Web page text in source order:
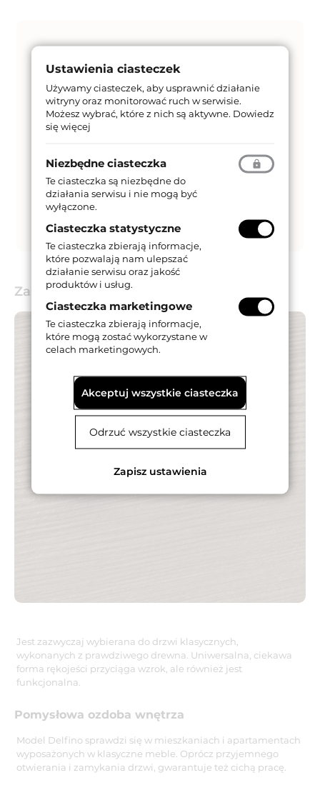
Zastosowanie
Jest zazwyczaj wybierana do drzwi klasycznych,
wykonanych z prawdziwego drewna. Uniwersalna, ciekawa
forma rękojeści przyciąga wzrok, ale również jest
funkcjonalna.
Pomysłowa ozdoba wnętrza
Model Delfino sprawdzi się w mieszkaniach i apartamentach
wyposażonych w klasyczne meble. Oprócz przyjemnego
otwierania i zamykania drzwi, gwarantuje też cichą pracę.
Ustawienia ciasteczek
Używamy ciasteczek, aby usprawnić działanie
witryny oraz monitorować ruch w serwisie.
Możesz wybrać, które z nich są aktywne. Dowiedz
się więcej
Niezbędne ciasteczka
Te ciasteczka są niezbędne do
działania serwisu i nie mogą być
wyłączone.
Ciasteczka statystyczne
Te ciasteczka zbierają informacje,
które pozwalają nam ulepszać
działanie serwisu oraz jakość
produktów i usług.
Ciasteczka marketingowe
Te ciasteczka zbierają informacje,
które mogą zostać wykorzystane w
celach marketingowych.
Akceptuj wszystkie ciasteczka
Odrzuć wszystkie ciasteczka
Zapisz ustawienia